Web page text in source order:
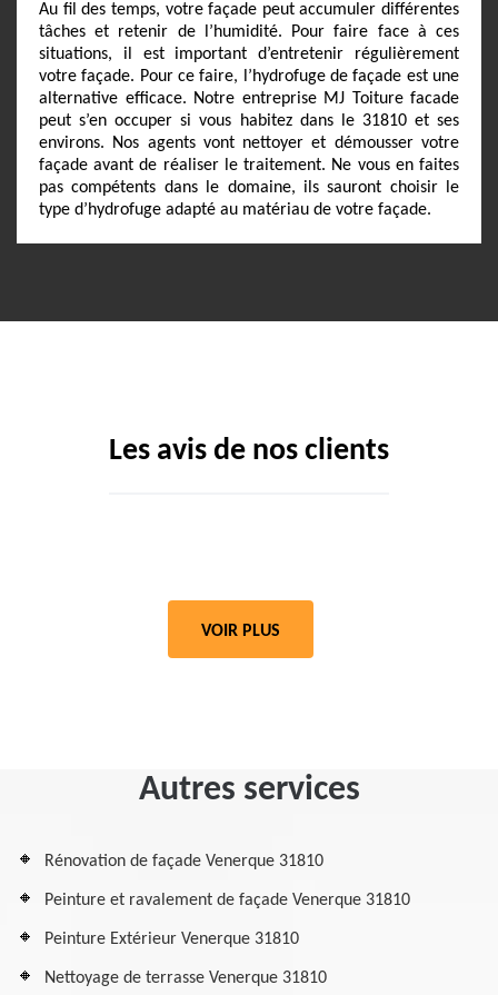
Au fil des temps, votre façade peut accumuler différentes
tâches et retenir de l’humidité. Pour faire face à ces
situations, il est important d’entretenir régulièrement
votre façade. Pour ce faire, l’hydrofuge de façade est une
alternative efficace. Notre entreprise MJ Toiture facade
peut s’en occuper si vous habitez dans le 31810 et ses
environs. Nos agents vont nettoyer et démousser votre
façade avant de réaliser le traitement. Ne vous en faites
pas compétents dans le domaine, ils sauront choisir le
type d’hydrofuge adapté au matériau de votre façade.
Les avis de nos clients
VOIR PLUS
Autres services
Rénovation de façade Venerque 31810
Peinture et ravalement de façade Venerque 31810
Peinture Extérieur Venerque 31810
Nettoyage de terrasse Venerque 31810